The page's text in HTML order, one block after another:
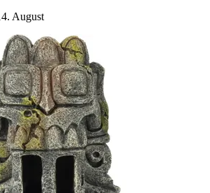
August